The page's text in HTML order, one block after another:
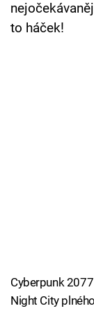
Přihlášení
to háček!
Cyberpunk
Night City